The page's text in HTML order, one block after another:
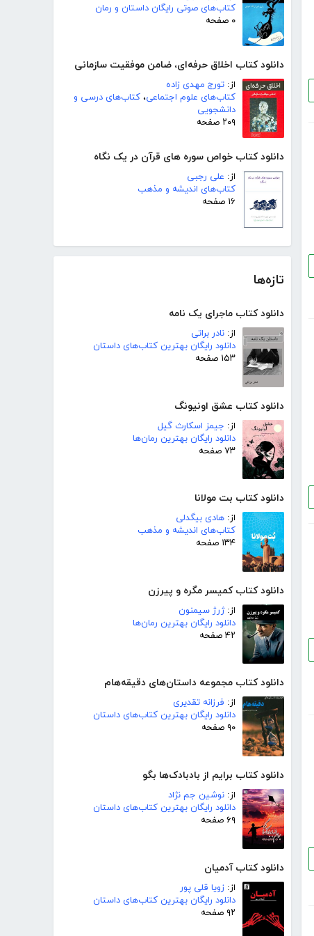
کتاب‌های صوتی رایگان داستان و رمان
۰ صفحه
دانلود کتاب اخلاق حرفه‌ای، ضامن موفقیت سازمانی
از: تورج مهدی زاده
کتاب‌های علوم اجتماعی، کتاب‌های درسی و
دانشجویی
۲۰۹ صفحه
دانلود کتاب خواص سوره های قرآن در یک نگاه
از: علی رجبی
کتاب‌های اندیشه و مذهب
۱۶ صفحه
تازه‌ها
دانلود کتاب ماجرای یک نامه
از: نادر براتی
دانلود رایگان بهترین کتاب‌های داستان
۱۵۳ صفحه
دانلود کتاب عشق اونیونگ
از: جیمز اسکارث گیل
دانلود رایگان بهترین رمان‌ها
۷۳ صفحه
دانلود کتاب بت مولانا
از: هادی بیگدلی
کتاب‌های اندیشه و مذهب
۱۳۴ صفحه
دانلود کتاب کمیسر مگره و پیرزن
از:ژرژ سیمنون
دانلود رایگان بهترین رمان‌ها
۴۲ صفحه
دانلود کتاب مجموعه داستان‌های دقیقه‌هام
از: فرزانه تقدیری
دانلود رایگان بهترین کتاب‌های داستان
۹۰ صفحه
دانلود کتاب برایم از بادبادک‌ها بگو
از: نوشین جم نژاد
دانلود رایگان بهترین کتاب‌های داستان
۶۹ صفحه
دانلود کتاب آدمیان
از: زویا قلی پور
دانلود رایگان بهترین کتاب‌های داستان
۹۲ صفحه